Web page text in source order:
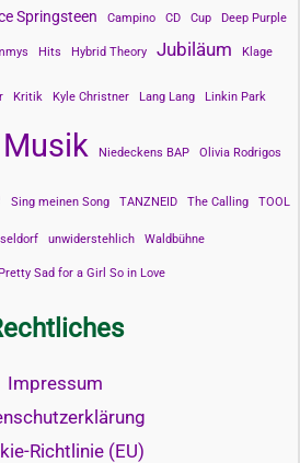
Springsteen Campino CD Cup Deep Purple
Hits Hybrid Theory Jubiläum Klage
Kritik Kyle Christner Lang Lang Linkin Park
Musik Niedeckens BAP Olivia Rodrigos
Sing meinen Song TANZNEID The Calling TOOL
unwiderstehlich Waldbühne
Sad for a Girl So in Love
Impressum
Richtlinie (EU)